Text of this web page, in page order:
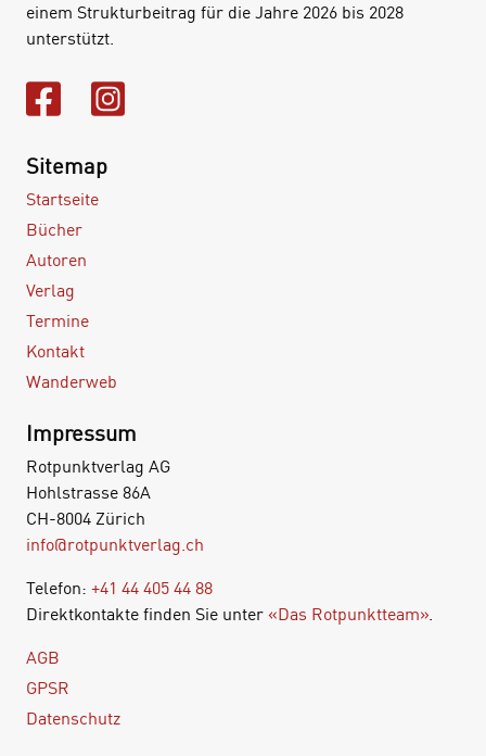
einem Strukturbeitrag für die Jahre 2026 bis 2028
unterstützt.
Sitemap
Startseite
Bücher
Autoren
Verlag
Termine
Kontakt
Wanderweb
Impressum
Rotpunktverlag AG
Hohlstrasse 86A
CH-8004 Zürich
info@rotpunktverlag.ch
Telefon: +41 44 405 44 88
Direktkontakte finden Sie unter «Das Rotpunktteam».
AGB
GPSR
Datenschutz